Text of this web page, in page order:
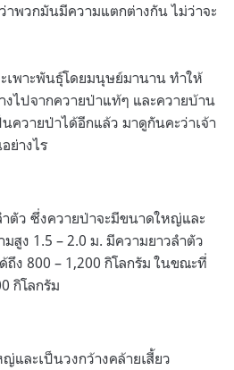
พวกมันมีความแตกต่างกัน ไม่ว่าจะ
เพาะพันธุ์โดยมนุษย์มานาน ทำให้
ไปจากควายป่าแท้ๆ และควายบ้าน
ควายป่าได้อีกแล้ว มาดูกันคะว่าเจ้า
ย่างไร
ตัว ซึ่งควายป่าจะมีขนาดใหญ่และ
สูง 1.5 – 2.0 ม. มีความยาวลำตัว
ง 800 – 1,200 กิโลกรัม ในขณะที่
กิโลกรัม
และเป็นวงกว้างคล้ายเสี้ยว